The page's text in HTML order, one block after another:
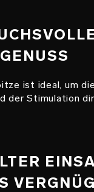
ist ideal, um
der Stimulation